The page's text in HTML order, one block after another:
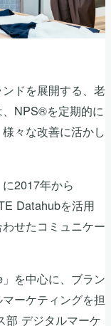
ドを展開する、老
NPS®を定期的に
々な改善に活かし
に2017年から
Datahubを活用
せたコミュニケー
を中心に、ブラン
ーケティングを担
部 デジタルマーケ